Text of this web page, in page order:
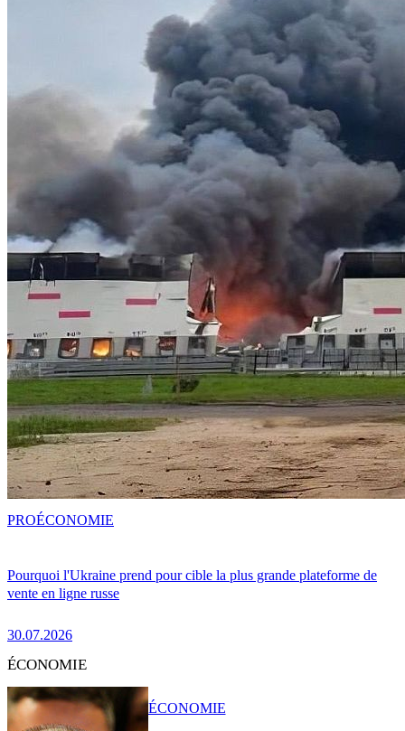
Pourquoi l'Ukraine prend pour cible la plus grande plateforme de
vente en ligne russe
30.07.2026
PROÉCONOMIE
ÉCONOMIE
ÉCONOMIE